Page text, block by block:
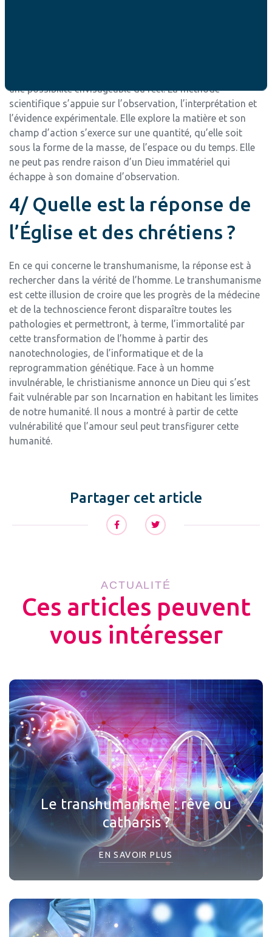
une possibilité envisageable du réel. La méthode
scientifique s’appuie sur l’observation, l’interprétation et
l’évidence expérimentale. Elle explore la matière et son
champ d’action s’exerce sur une quantité, qu’elle soit
sous la forme de la masse, de l’espace ou du temps. Elle
ne peut pas rendre raison d’un Dieu immatériel qui
échappe à son domaine d’observation.
4/ Quelle est la réponse de
l’Église et des chrétiens ?
En ce qui concerne le transhumanisme, la réponse est à
rechercher dans la vérité de l’homme. Le transhumanisme
est cette illusion de croire que les progrès de la médecine
et de la technoscience feront disparaître toutes les
pathologies et permettront, à terme, l’immortalité par
cette transformation de l’homme à partir des
nanotechnologies, de l’informatique et de la
reprogrammation génétique. Face à un homme
invulnérable, le christianisme annonce un Dieu qui s’est
fait vulnérable par son Incarnation en habitant les limites
de notre humanité. Il nous a montré à partir de cette
vulnérabilité que l’amour seul peut transfigurer cette
humanité.
Partager cet article
ACTUALITÉ
Ces articles peuvent
vous intéresser
Le transhumanisme : rêve ou
catharsis ?
EN SAVOIR PLUS